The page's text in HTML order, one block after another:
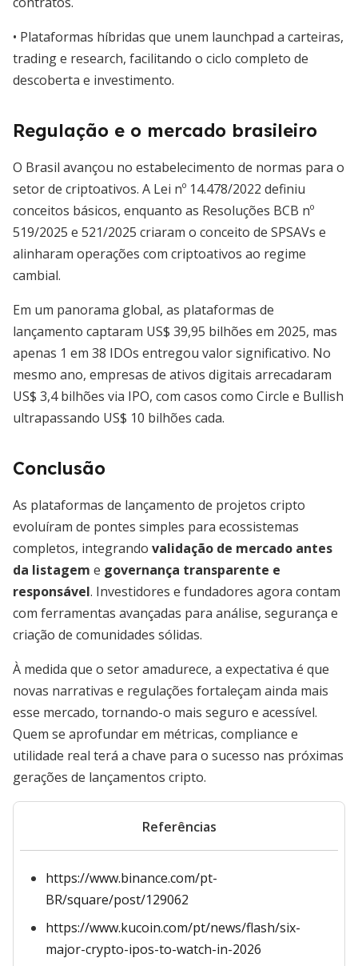
• Plataformas híbridas que unem launchpad a carteiras,
trading e research, facilitando o ciclo completo de
descoberta e investimento.
Regulação e o mercado brasileiro
O Brasil avançou no estabelecimento de normas para o
setor de criptoativos. A Lei nº 14.478/2022 definiu
conceitos básicos, enquanto as Resoluções BCB nº
519/2025 e 521/2025 criaram o conceito de SPSAVs e
alinharam operações com criptoativos ao regime
cambial.
Em um panorama global, as plataformas de
lançamento captaram US$ 39,95 bilhões em 2025, mas
apenas 1 em 38 IDOs entregou valor significativo. No
mesmo ano, empresas de ativos digitais arrecadaram
US$ 3,4 bilhões via IPO, com casos como Circle e Bullish
ultrapassando US$ 10 bilhões cada.
Conclusão
As plataformas de lançamento de projetos cripto
evoluíram de pontes simples para ecossistemas
completos, integrando validação de mercado antes
da listagem e governança transparente e
responsável. Investidores e fundadores agora contam
com ferramentas avançadas para análise, segurança e
criação de comunidades sólidas.
À medida que o setor amadurece, a expectativa é que
novas narrativas e regulações fortaleçam ainda mais
esse mercado, tornando-o mais seguro e acessível.
Quem se aprofundar em métricas, compliance e
utilidade real terá a chave para o sucesso nas próximas
gerações de lançamentos cripto.
Referências
https://www.binance.com/pt-
BR/square/post/129062
https://www.kucoin.com/pt/news/flash/six-
major-crypto-ipos-to-watch-in-2026